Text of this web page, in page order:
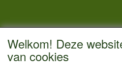
CONTACTGEGEVENS
Vestigingsadres:
Welkom! Deze
van cookies